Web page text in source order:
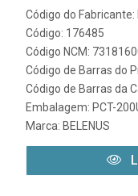
Código do Fabricante:
Código: 176485
Código NCM:
Código de Barras do
Código de Barras da
Embalagem: PCT-
Marca: BELENUS